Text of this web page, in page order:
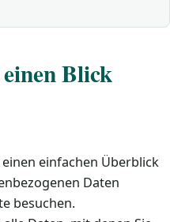
Blick
einfachen Überblick
Daten
besuchen.